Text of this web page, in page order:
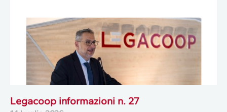
Legacoop informazioni n. 27